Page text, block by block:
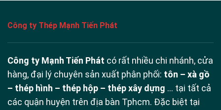
Công ty Thép Mạnh Tiến Phát
Công ty Mạnh Tiến Phát có rất nhiều chi nhánh, cửa
hàng, đại lý chuyên sản xuất phân phối: tôn – xà gồ
– thép hình – thép hộp – thép xây dựng … tại tất cả
các quận huyện trên địa bàn Tphcm. Đặc biệt tại